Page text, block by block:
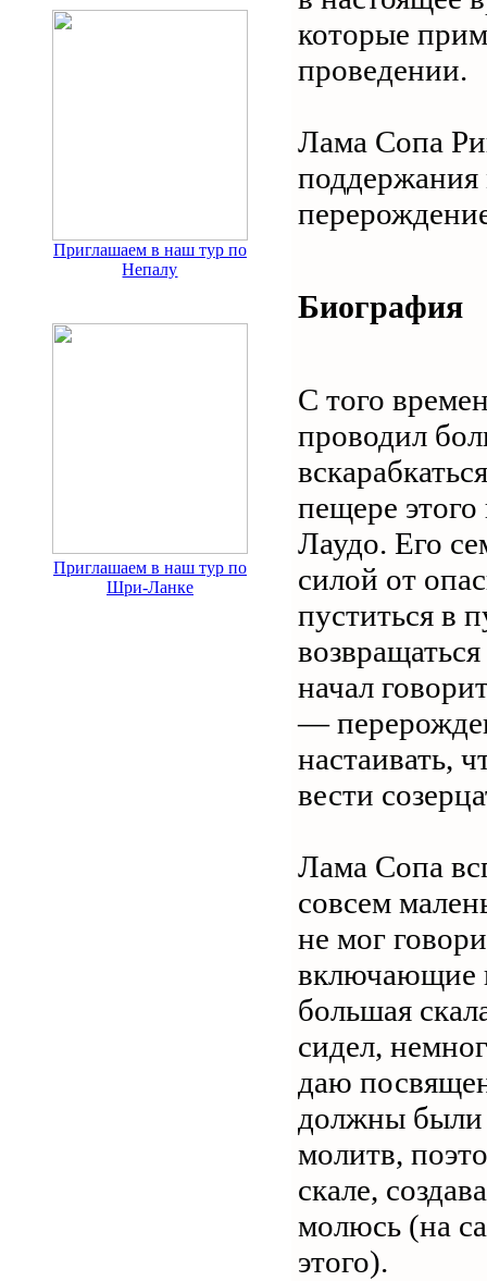
Приглашаем в наш тур по
Непалу
Приглашаем в наш тур по
Шри-Ланке
которые
проведении.
Лама Сопа
поддержания
Биография
С того
проводил
пещере
Лаудо. Его
силой от
пуститься в
начал
—
настаивать,
вести
Лама Сопа
совсем
не мог
включающие
большая
сидел,
даю
должны были
молитв,
скале,
молюсь (на
этого).